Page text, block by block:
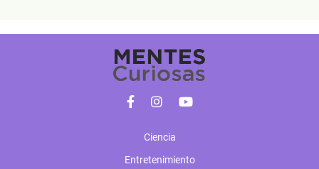
Ciencia
Entretenimiento